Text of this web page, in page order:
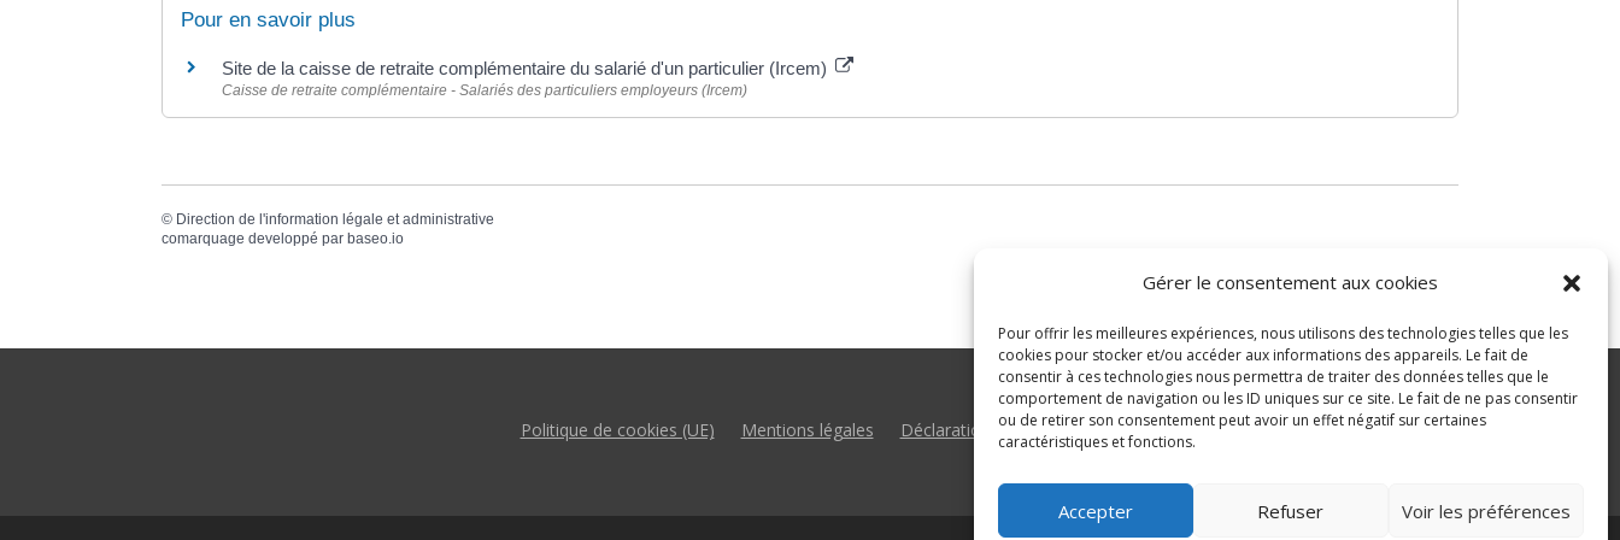
Gérer le consentement aux cookies
Pour offrir les meilleures expériences, nous utilisons des technologies telles que les
cookies pour stocker et/ou accéder aux informations des appareils. Le fait de
consentir à ces technologies nous permettra de traiter des données telles que le
comportement de navigation ou les ID uniques sur ce site. Le fait de ne pas consentir
ou de retirer son consentement peut avoir un effet négatif sur certaines
caractéristiques et fonctions.
Accepter Refuser Voir les préférences
Pour en savoir plus
Site de la caisse de retraite complémentaire du salarié d'un particulier (Ircem)
Caisse de retraite complémentaire - Salariés des particuliers employeurs (Ircem)
© Direction de l'information légale et administrative
comarquage developpé par baseo.io
>
Politique de cookies (UE) Mentions légales Déclaration d’accessibilité